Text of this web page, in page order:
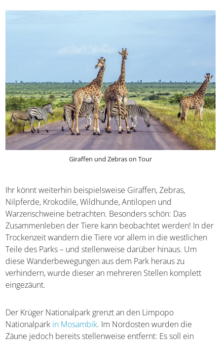
Giraffen und Zebras on Tour
Ihr könnt weiterhin beispielsweise Giraffen, Zebras,
Nilpferde, Krokodile, Wildhunde, Antilopen und
Warzenschweine betrachten. Besonders schön: Das
Zusammenleben der Tiere kann beobachtet werden! In
der Trockenzeit wandern die Tiere vor allem in die
westlichen Teile des Parks – und stellenweise darüber
hinaus. Um diese Wanderbewegungen aus dem Park
heraus zu verhindern, wurde dieser an mehreren Stellen
komplett eingezäunt.
Der Krüger Nationalpark grenzt an den Limpopo
Nationalpark in Mosambik. Im Nordosten wurden die
Zäune jedoch bereits stellenweise entfernt: Es soll ein